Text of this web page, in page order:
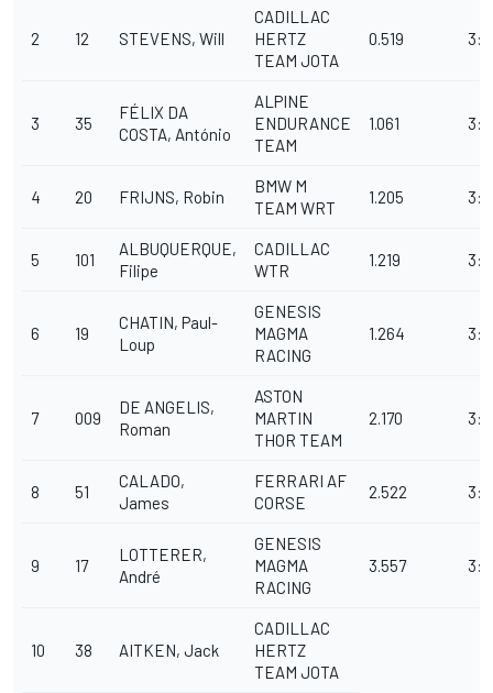
2 12 STEVENS, Will
CADILLAC
HERTZ
TEAM JOTA
0.519
3 35
FÉLIX DA
COSTA, António
ALPINE
ENDURANCE
TEAM
1.061
4 20 FRIJNS, Robin
BMW M
TEAM WRT
1.205
5 101
ALBUQUERQUE,
Filipe
CADILLAC
WTR
1.219
6 19
CHATIN, Paul-
Loup
GENESIS
MAGMA
RACING
1.264
7 009
DE ANGELIS,
Roman
ASTON
MARTIN
THOR TEAM
2.170
8 51
CALADO,
James
FERRARI AF
CORSE
2.522
9 17
LOTTERER,
André
GENESIS
MAGMA
RACING
3.557
10 38 AITKEN, Jack
CADILLAC
HERTZ
TEAM JOTA